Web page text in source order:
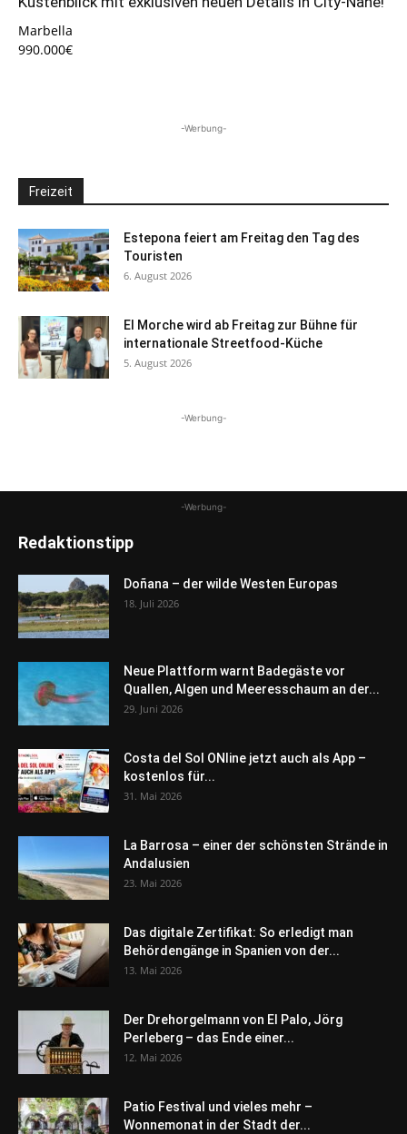
Marbella
990.000€
-Werbung-
Freizeit
Estepona feiert am Freitag den Tag des
Touristen
6. August 2026
El Morche wird ab Freitag zur Bühne für
internationale Streetfood-Küche
5. August 2026
-Werbung-
-Werbung-
Redaktionstipp
Doñana – der wilde Westen Europas
18. Juli 2026
Neue Plattform warnt Badegäste vor
Quallen, Algen und Meeresschaum an der...
29. Juni 2026
Costa del Sol ONline jetzt auch als App –
kostenlos für...
31. Mai 2026
La Barrosa – einer der schönsten Strände in
Andalusien
23. Mai 2026
Das digitale Zertifikat: So erledigt man
Behördengänge in Spanien von der...
13. Mai 2026
Der Drehorgelmann von El Palo, Jörg
Perleberg – das Ende einer...
12. Mai 2026
Patio Festival und vieles mehr –
Wonnemonat in der Stadt der...